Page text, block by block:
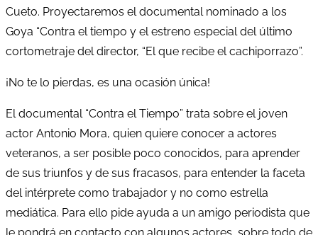
Cueto. Proyectaremos el documental nominado a los
Goya “Contra el tiempo y el estreno especial del último
cortometraje del director, “El que recibe el cachiporrazo”.
¡No te lo pierdas, es una ocasión única!
El documental “Contra el Tiempo” trata sobre el joven
actor Antonio Mora, quien quiere conocer a actores
veteranos, a ser posible poco conocidos, para aprender
de sus triunfos y de sus fracasos, para entender la faceta
del intérprete como trabajador y no como estrella
mediática. Para ello pide ayuda a un amigo periodista que